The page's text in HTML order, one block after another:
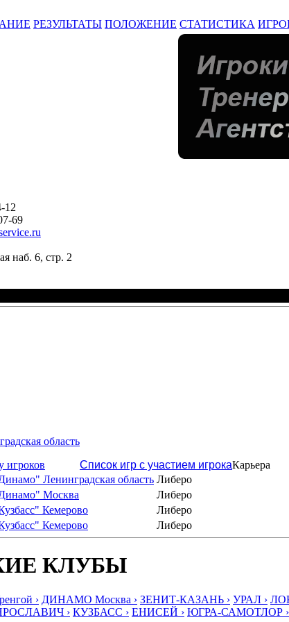
РЕЗУЛЬТАТЫ ПОЛОЖЕНИЕ СТАТИСТИКА
12
69
наб. 6, стр. 2
область
игроков
Список игр с участием игрокаКарьера
Ленинградская область Либеро
Москва
Либеро
Кемерово
Либеро
Кемерово Либеро
КЛУБЫ
› ДИНАМО Москва › ЗЕНИТ-КАЗАНЬ › УРАЛ ›
› КУЗБАСС › ЕНИСЕЙ › ЮГРА-САМОТЛОР ›